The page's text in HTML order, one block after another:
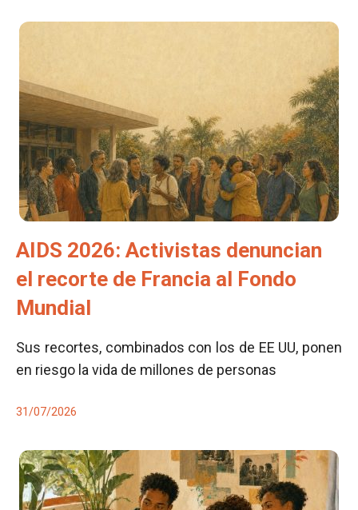
AIDS 2026: Activistas denuncian
el recorte de Francia al Fondo
Mundial
Sus recortes, combinados con los de EE UU, ponen
en riesgo la vida de millones de personas
31/07/2026